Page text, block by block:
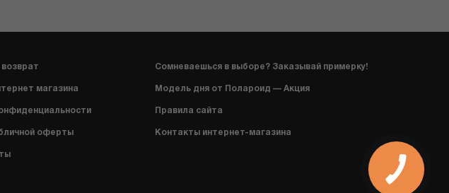
магазина
оферты
Сомневаешься в выборе? Заказывай примерку!
Модель дня от Полароид — Акция
Правила сайта
Контакты интернет-магазина